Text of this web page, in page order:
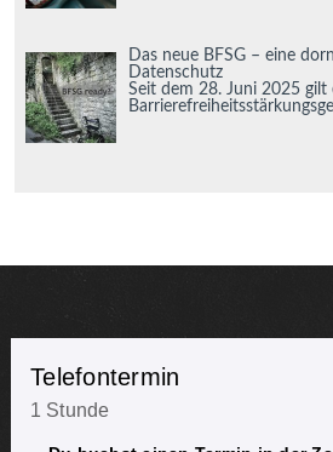
Das neue BFSG – eine
Datenschutz
Seit dem 28. Juni 2025